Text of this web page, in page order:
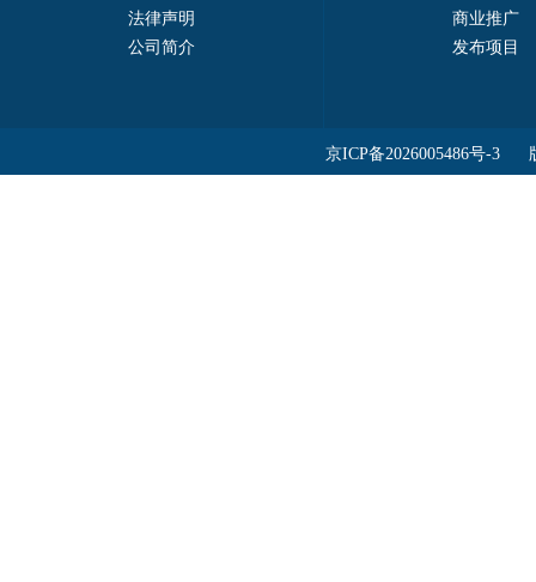
法律声明
公司简介
商业推广
发布项目
京ICP备2026005486号-3